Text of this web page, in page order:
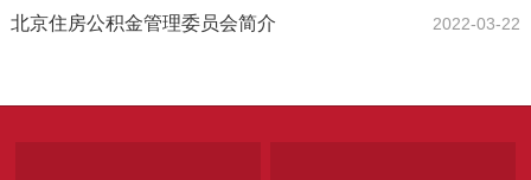
北京住房公积金管理委员会简介 2022-03-22